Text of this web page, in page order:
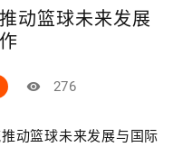
动篮球未来发展
276
动篮球未来发展与国际